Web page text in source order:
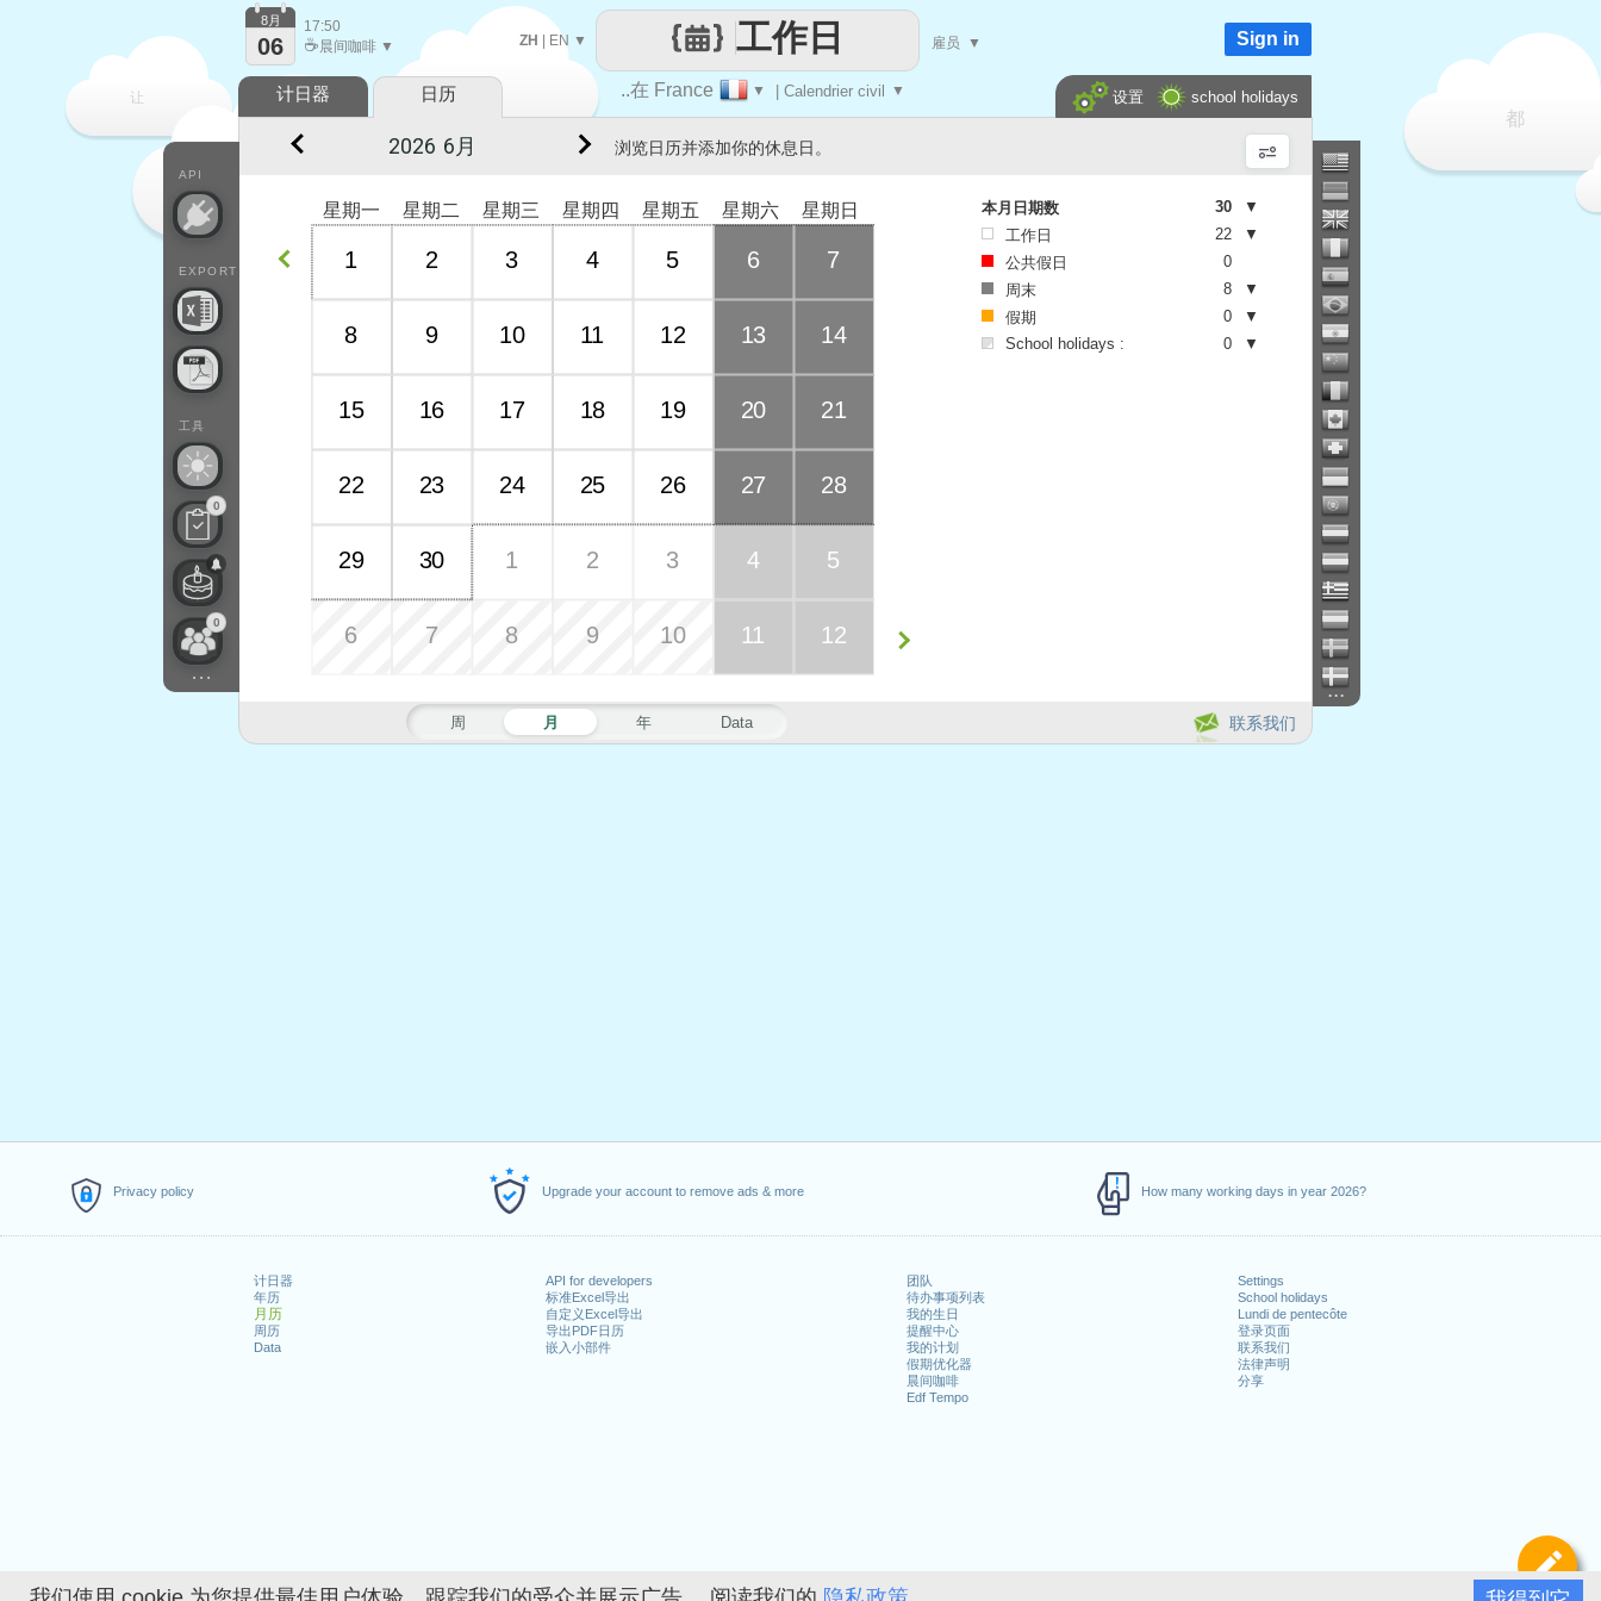
Privacy policy Upgrade your account to remove ads & more How many working days in year 2026?
计日器
年历
月历
周历
Data
API for developers
标准Excel导出
自定义Excel导出
导出PDF日历
嵌入小部件
团队
待办事项列表
我的生日
提醒中心
我的计划
假期优化器
晨间咖啡
Edf Tempo
Settings
School holidays
Lundi de pentecôte
登录页面
联系我们
法律声明
分享
定
让
都
..在 France ▼ | Calendrier civil ▼
工作日
ZH EN ▼ 雇员 ▼
API
EXPORT
工具
0
0
...
8月
06
17:50
☕晨间咖啡 ▼ Sign in
计日器 日历 school holidays
设置
...
联系我们
浏览日历并添加你的休息日。
周 月 年 Data
星期一 星期二 星期三 星期四 星期五 星期六 星期日
1 2 3 4 5 6 7
8 9 10 11 12 13 14
15 16 17 18 19 20 21
22 23 24 25 26 27 28
29 30 1 2 3 4 5
6 7 8 9 10 11 12
本月日期数 30
▼
工作日
22
▼
公共假日
0
周末
8
▼
假期
0
▼
School holidays :
0
▼